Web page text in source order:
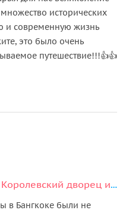
исторических
и современную жизнь
это было очень
путешествие!!!👍👍
Бангкок по реке Чаупхрая: Королевский дворец и храмы
в Бангкоке были не